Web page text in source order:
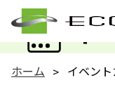
イ
ホーム イベン